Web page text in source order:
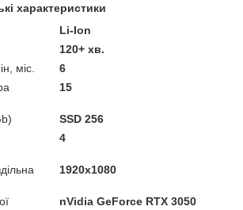
характеристики
Li-Ion
120+ хв.
міс.
6
15
SSD 256
4
1920x1080
nVidia GeForce RTX 3050